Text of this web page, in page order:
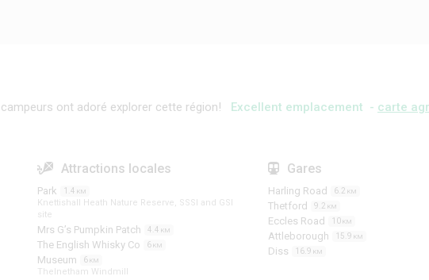
ont adoré explorer cette région! Excellent emplacement - carte
Attractions locales
Park 1.4 KM
Knettishall Heath Nature Reserve, SSSI and GSI
site
Mrs G’s Pumpkin Patch 4.4 KM
The English Whisky Co 6 KM
Museum 6 KM
Thelnetham Windmill
Gares
Harling Road 6.2 KM
Thetford 9.2 KM
Eccles Road 10 KM
Attleborough 15.9 KM
Diss 16.9 KM